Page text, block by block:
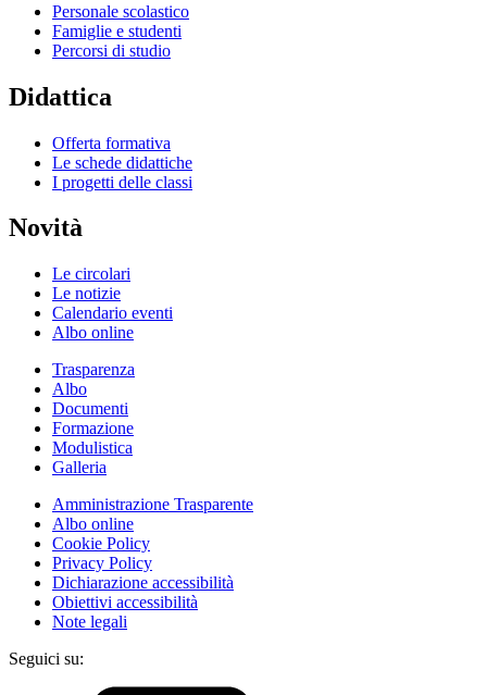
Personale scolastico
Famiglie e studenti
Percorsi di studio
Didattica
Offerta formativa
Le schede didattiche
I progetti delle classi
Novità
Le circolari
Le notizie
Calendario eventi
Albo online
Trasparenza
Albo
Documenti
Formazione
Modulistica
Galleria
Amministrazione Trasparente
Albo online
Cookie Policy
Privacy Policy
Dichiarazione accessibilità
Obiettivi accessibilità
Note legali
Seguici su: